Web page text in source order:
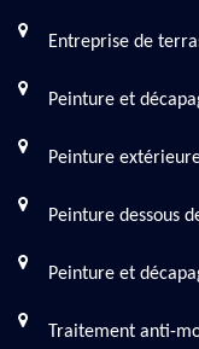
Entreprise de
Peinture et
Peinture
Peinture dessous
Peinture et
Traitement anti-